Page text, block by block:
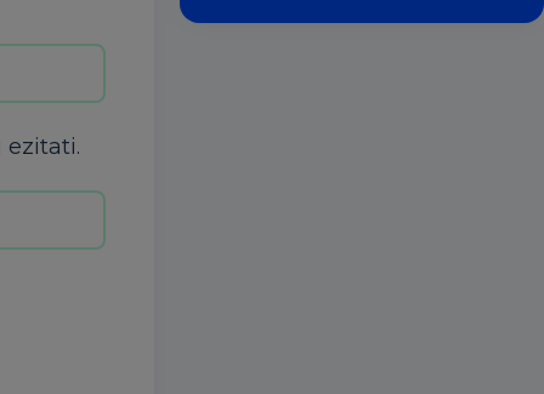
ezitati.